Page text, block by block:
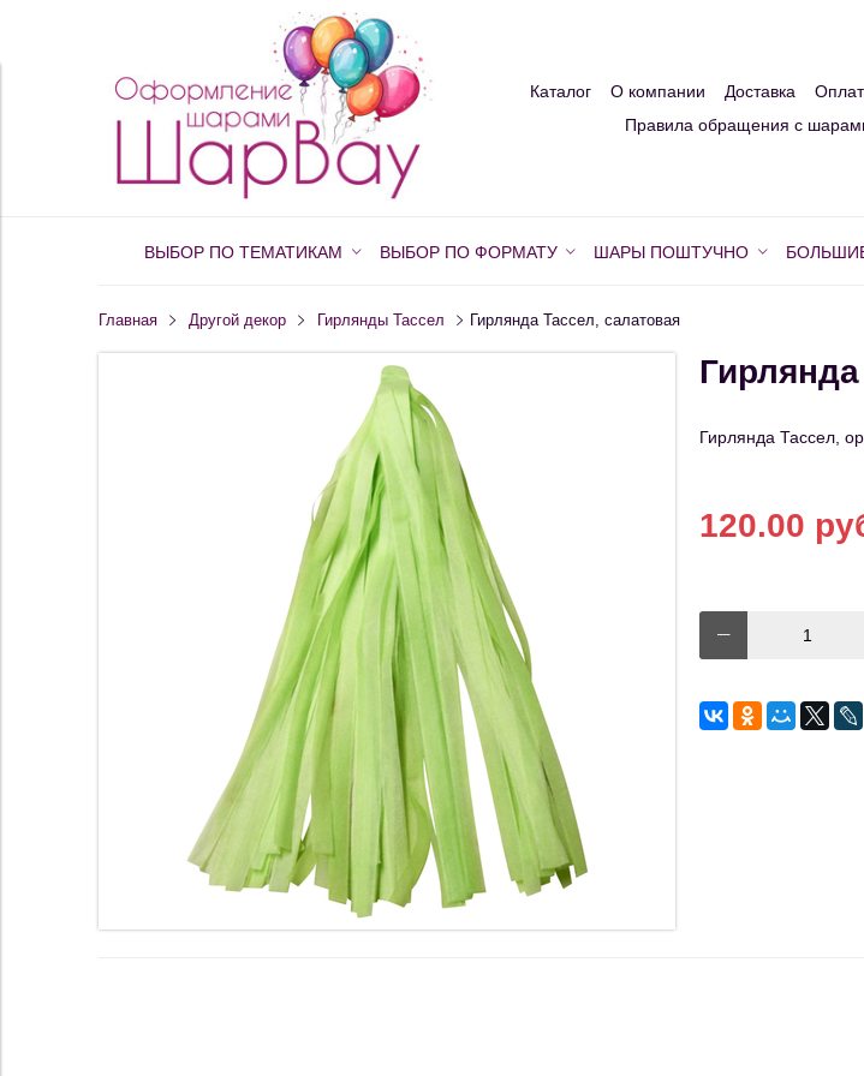
Каталог О компании Доставка
Правила обращения с
ВЫБОР ПО ТЕМАТИКАМ ВЫБОР ПО ФОРМАТУ ШАРЫ ПОШТУЧНО
Главная Другой декор Гирлянды Тассел Гирлянда Тассел, салатовая
Гирлянда Тассел,
120.00